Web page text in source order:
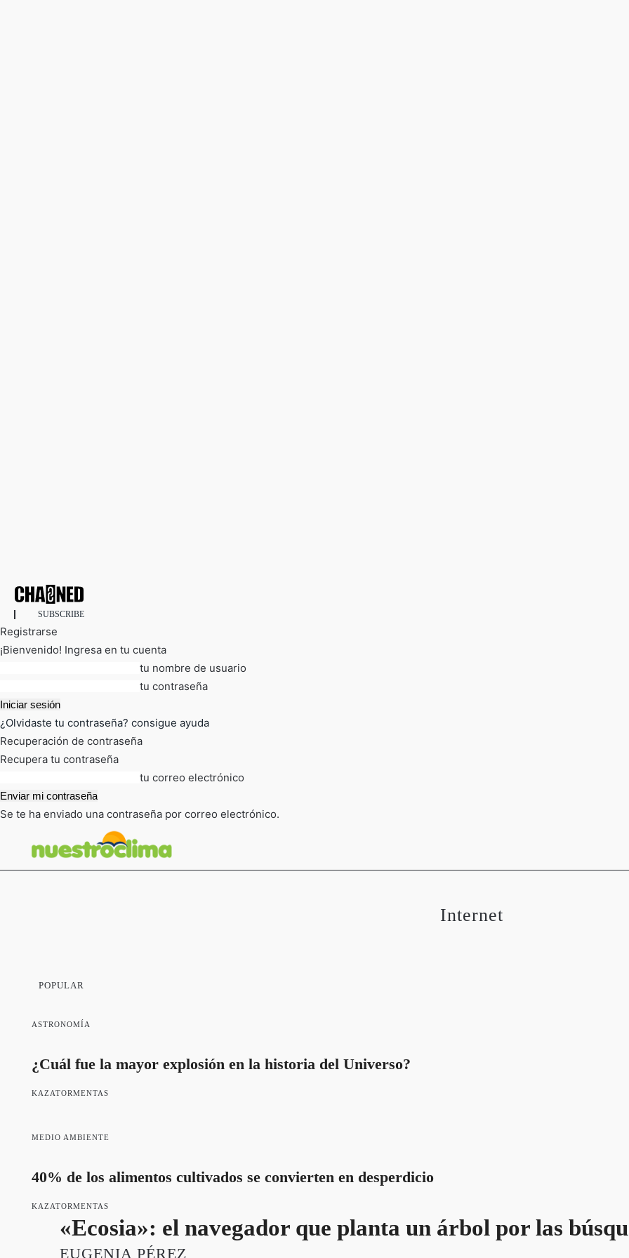
SUBSCRIBE
Registrarse
¡Bienvenido! Ingresa en tu cuenta
tu nombre de usuario
tu contraseña
¿Olvidaste tu contraseña? consigue ayuda
Recuperación de contraseña
Recupera tu contraseña
tu correo electrónico
Se te ha enviado una contraseña por correo electrónico.
Internet
POPULAR
ASTRONOMÍA
¿Cuál fue la mayor explosión en la historia del Universo?
KAZATORMENTAS
MEDIO AMBIENTE
40% de los alimentos cultivados se convierten en desperdicio
KAZATORMENTAS
«Ecosia»: el navegador que planta un árbol por las
EUGENIA PÉREZ